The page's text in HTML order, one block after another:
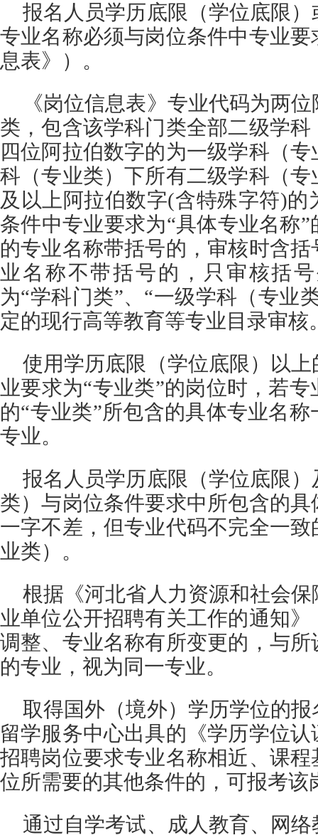
报名人员学历底限（学位底限
专业名称必须与岗位条件中专业
息表》）。
《岗位信息表》专业代码为两
类，包含该学科门类全部二级学
四位阿拉伯数字的为一级学科（
科（专业类）下所有二级学科（
及以上阿拉伯数字(含特殊字符)的
条件中专业要求为“具体专业名称
的专业名称带括号的，审核时含
业名称不带括号的，只审核括
为“学科门类”、“一级学科（专业
定的现行高等教育等专业目录审核
使用学历底限（学位底限）以
业要求为“专业类”的岗位时，若
的“专业类”所包含的具体专业名
专业。
报名人员学历底限（学位底限
类）与岗位条件要求中所包含的
一字不差，但专业代码不完全一
业类）。
根据《河北省人力资源和社会
业单位公开招聘有关工作的通知
调整、专业名称有所变更的，与
的专业，视为同一专业。
取得国外（境外）学历学位的
留学服务中心出具的《学历学位
招聘岗位要求专业名称相近、课
位所需要的其他条件的，可报考该
通过自学考试、成人教育、网